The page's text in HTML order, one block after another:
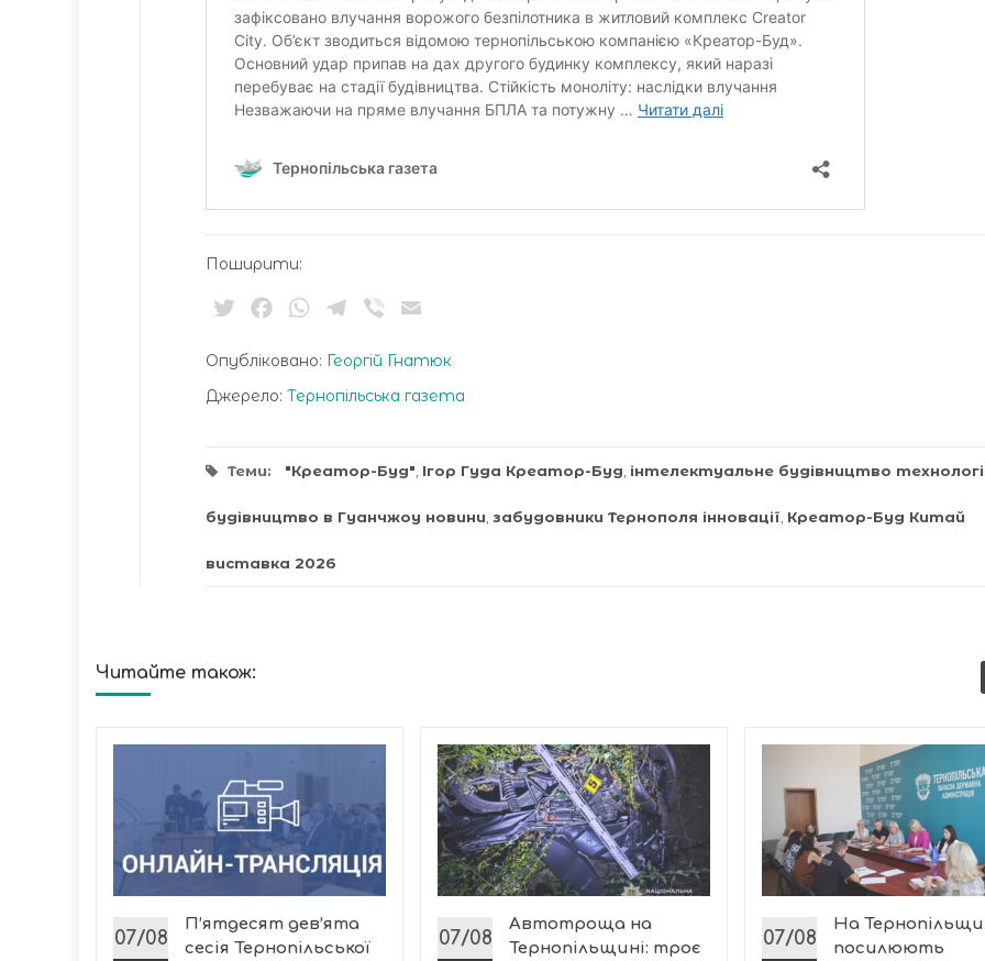
Поширити:
TwitterFacebookWhatsApp
Telegram
Viber
Опубліковано: Георгій Гнатюк
Джерело: Тернопільська газета
Теми: "Креатор-Буд" Ігор Гуда Креатор-Буд інтелектуальне будівництво
будівництво в Гуанчжоу новини забудовники Тернополя інновації Креатор-Буд Китай
виставка 2026
Читайте також:
07/08
П’ятдесят дев’ята
сесія Тернопільської
07/08
Автотроща на
Тернопільщині: троє
07/08
На
посилюють